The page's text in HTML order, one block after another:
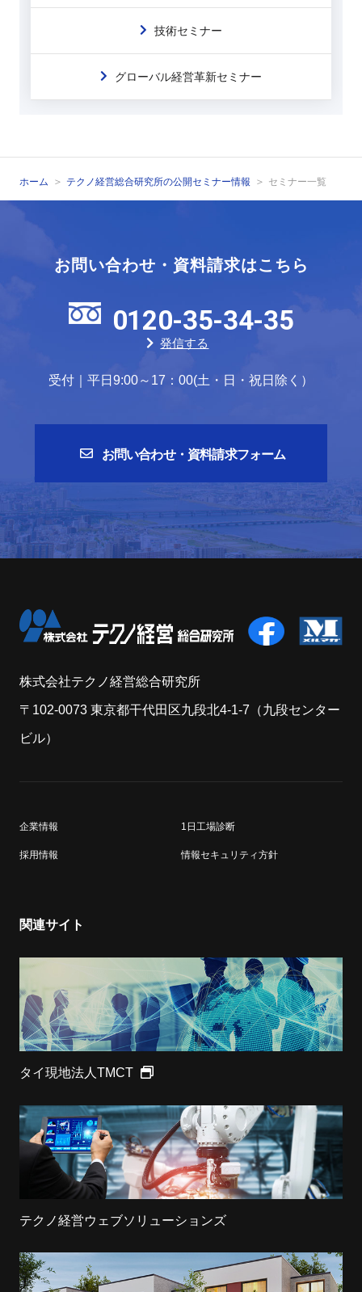
技術セミナー
グローバル経営革新セミナー
ホーム テクノ経営総合研究所の公開セミナー情報 セミナー一覧
お問い合わせ・資料請求はこちら
0120-35-34-35
発信する
受付｜平日9:00～17：00(土・日・祝日除く）
お問い合わせ・資料請求フォーム
株式会社テクノ経営総合研究所
〒102-0073 東京都干代田区九段北4-1-7（九段センター
ビル）
企業情報 1日工場診断
採用情報 情報セキュリティ方針
関連サイト
タイ現地法人TMCT
テクノ経営ウェブソリューションズ